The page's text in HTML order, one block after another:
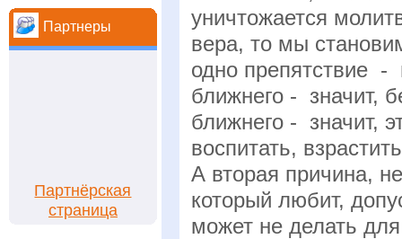
уничтожается
вера, то мы
одно препятствие
ближнего - значит,
ближнего - значит,
воспитать,
А вторая причина,
который любит,
может не делать
Партнеры
Партнёрская
страница